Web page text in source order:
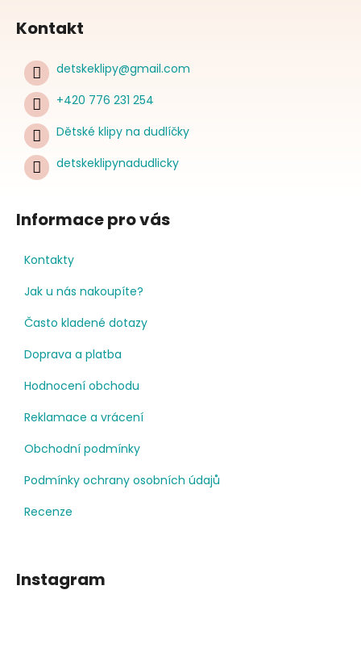
Kontakt
detskeklipy@gmail.com
+420 776 231 254
Dětské klipy na dudlíčky
detskeklipynadudlicky
Informace pro vás
Kontakty
Jak u nás nakoupíte?
Často kladené dotazy
Doprava a platba
Hodnocení obchodu
Reklamace a vrácení
Obchodní podmínky
Podmínky ochrany osobních údajů
Recenze
Instagram